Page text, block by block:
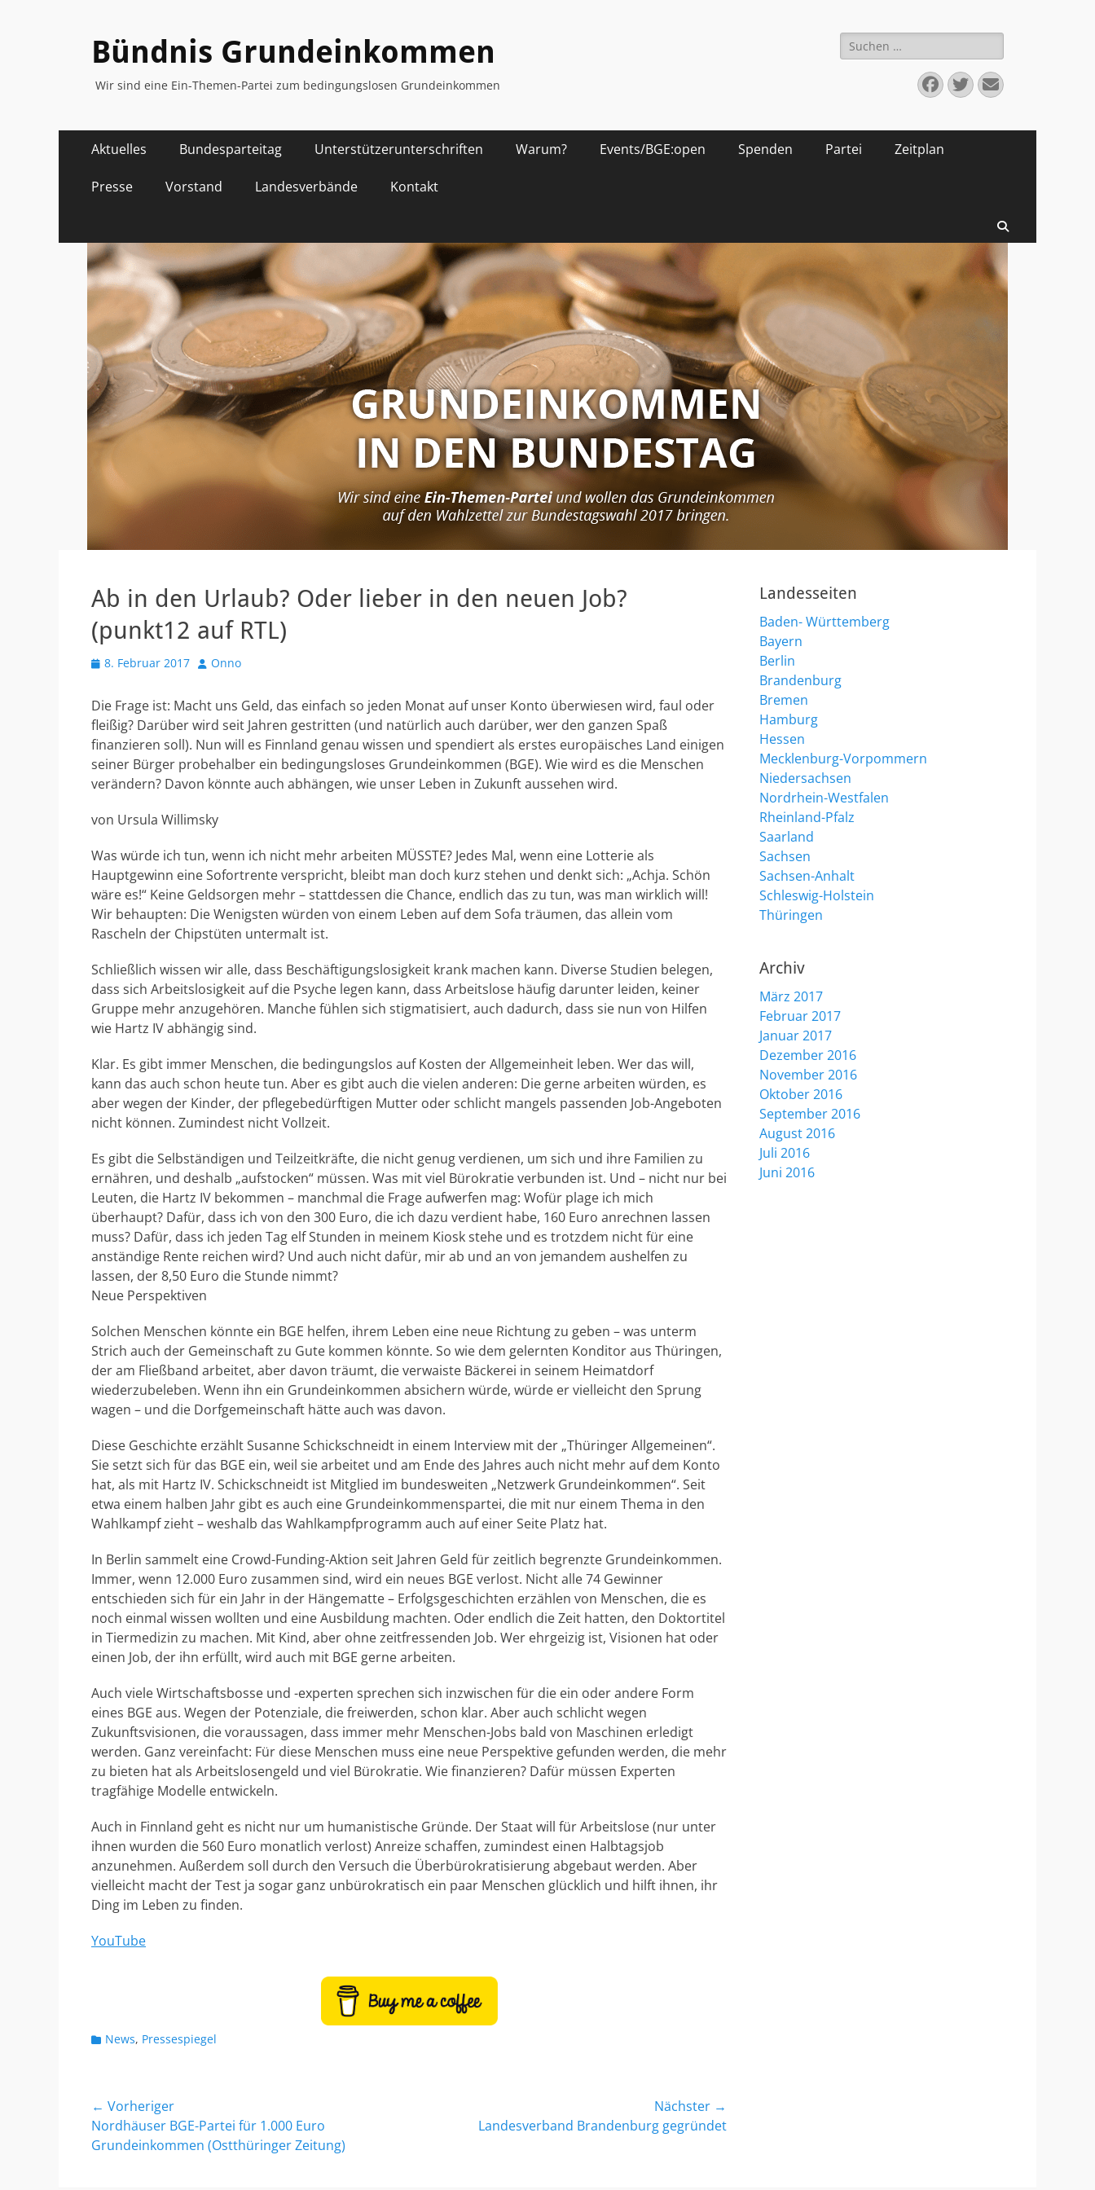
Bündnis Grundeinkommen
Wir sind eine Ein-Themen-Partei zum bedingungslosen Grundeinkommen
Suchen
nach:
Facebook
Twitter
E-
Mail
Primäres
Zum
Inhalt
springen
Aktuelles Bundesparteitag Unterstützerunterschriften Warum? Events/BGE:open Spenden Partei Zeitplan
Presse Vorstand Landesverbände Kontakt
Ab in den Urlaub? Oder lieber in den neuen Job?
(punkt12 auf RTL)
V
r
ö
f
f
e
n
l
c
h
t
a
m
8. Februar 2017 A
t
o
r
Onno
Die Frage ist: Macht uns Geld, das einfach so jeden Monat auf unser Konto überwiesen wird, faul oder
fleißig? Darüber wird seit Jahren gestritten (und natürlich auch darüber, wer den ganzen Spaß
finanzieren soll). Nun will es Finnland genau wissen und spendiert als erstes europäisches Land einigen
seiner Bürger probehalber ein bedingungsloses Grundeinkommen (BGE). Wie wird es die Menschen
verändern? Davon könnte auch abhängen, wie unser Leben in Zukunft aussehen wird.
von Ursula Willimsky
Was würde ich tun, wenn ich nicht mehr arbeiten MÜSSTE? Jedes Mal, wenn eine Lotterie als
Hauptgewinn eine Sofortrente verspricht, bleibt man doch kurz stehen und denkt sich: „Achja. Schön
wäre es!“ Keine Geldsorgen mehr – stattdessen die Chance, endlich das zu tun, was man wirklich will!
Wir behaupten: Die Wenigsten würden von einem Leben auf dem Sofa träumen, das allein vom
Rascheln der Chipstüten untermalt ist.
Schließlich wissen wir alle, dass Beschäftigungslosigkeit krank machen kann. Diverse Studien belegen,
dass sich Arbeitslosigkeit auf die Psyche legen kann, dass Arbeitslose häufig darunter leiden, keiner
Gruppe mehr anzugehören. Manche fühlen sich stigmatisiert, auch dadurch, dass sie nun von Hilfen
wie Hartz IV abhängig sind.
Klar. Es gibt immer Menschen, die bedingungslos auf Kosten der Allgemeinheit leben. Wer das will,
kann das auch schon heute tun. Aber es gibt auch die vielen anderen: Die gerne arbeiten würden, es
aber wegen der Kinder, der pflegebedürftigen Mutter oder schlicht mangels passenden Job-Angeboten
nicht können. Zumindest nicht Vollzeit.
Es gibt die Selbständigen und Teilzeitkräfte, die nicht genug verdienen, um sich und ihre Familien zu
ernähren, und deshalb „aufstocken“ müssen. Was mit viel Bürokratie verbunden ist. Und – nicht nur bei
Leuten, die Hartz IV bekommen – manchmal die Frage aufwerfen mag: Wofür plage ich mich
überhaupt? Dafür, dass ich von den 300 Euro, die ich dazu verdient habe, 160 Euro anrechnen lassen
muss? Dafür, dass ich jeden Tag elf Stunden in meinem Kiosk stehe und es trotzdem nicht für eine
anständige Rente reichen wird? Und auch nicht dafür, mir ab und an von jemandem aushelfen zu
lassen, der 8,50 Euro die Stunde nimmt?
Neue Perspektiven
Solchen Menschen könnte ein BGE helfen, ihrem Leben eine neue Richtung zu geben – was unterm
Strich auch der Gemeinschaft zu Gute kommen könnte. So wie dem gelernten Konditor aus Thüringen,
der am Fließband arbeitet, aber davon träumt, die verwaiste Bäckerei in seinem Heimatdorf
wiederzubeleben. Wenn ihn ein Grundeinkommen absichern würde, würde er vielleicht den Sprung
wagen – und die Dorfgemeinschaft hätte auch was davon.
Diese Geschichte erzählt Susanne Schickschneidt in einem Interview mit der „Thüringer Allgemeinen“.
Sie setzt sich für das BGE ein, weil sie arbeitet und am Ende des Jahres auch nicht mehr auf dem Konto
hat, als mit Hartz IV. Schickschneidt ist Mitglied im bundesweiten „Netzwerk Grundeinkommen“. Seit
etwa einem halben Jahr gibt es auch eine Grundeinkommenspartei, die mit nur einem Thema in den
Wahlkampf zieht – weshalb das Wahlkampfprogramm auch auf einer Seite Platz hat.
In Berlin sammelt eine Crowd-Funding-Aktion seit Jahren Geld für zeitlich begrenzte Grundeinkommen.
Immer, wenn 12.000 Euro zusammen sind, wird ein neues BGE verlost. Nicht alle 74 Gewinner
entschieden sich für ein Jahr in der Hängematte – Erfolgsgeschichten erzählen von Menschen, die es
noch einmal wissen wollten und eine Ausbildung machten. Oder endlich die Zeit hatten, den Doktortitel
in Tiermedizin zu machen. Mit Kind, aber ohne zeitfressenden Job. Wer ehrgeizig ist, Visionen hat oder
einen Job, der ihn erfüllt, wird auch mit BGE gerne arbeiten.
Auch viele Wirtschaftsbosse und -experten sprechen sich inzwischen für die ein oder andere Form
eines BGE aus. Wegen der Potenziale, die freiwerden, schon klar. Aber auch schlicht wegen
Zukunftsvisionen, die voraussagen, dass immer mehr Menschen-Jobs bald von Maschinen erledigt
werden. Ganz vereinfacht: Für diese Menschen muss eine neue Perspektive gefunden werden, die mehr
zu bieten hat als Arbeitslosengeld und viel Bürokratie. Wie finanzieren? Dafür müssen Experten
tragfähige Modelle entwickeln.
Auch in Finnland geht es nicht nur um humanistische Gründe. Der Staat will für Arbeitslose (nur unter
ihnen wurden die 560 Euro monatlich verlost) Anreize schaffen, zumindest einen Halbtagsjob
anzunehmen. Außerdem soll durch den Versuch die Überbürokratisierung abgebaut werden. Aber
vielleicht macht der Test ja sogar ganz unbürokratisch ein paar Menschen glücklich und hilft ihnen, ihr
Ding im Leben zu finden.
YouTube
K
g
o
r
News, Pressespiegel
Beitragsnavigation
← Vorheriger
Vorheriger
Beitrag:
Nordhäuser BGE-Partei für 1.000 Euro
Grundeinkommen (Ostthüringer Zeitung)
Nächster →
Landesverband Brandenburg gegründet
Landesseiten
Baden- Württemberg
Bayern
Berlin
Brandenburg
Bremen
Hamburg
Hessen
Mecklenburg-Vorpommern
Niedersachsen
Nordrhein-Westfalen
Rheinland-Pfalz
Saarland
Sachsen
Sachsen-Anhalt
Schleswig-Holstein
Thüringen
Archiv
März 2017
Februar 2017
Januar 2017
Dezember 2016
November 2016
Oktober 2016
September 2016
August 2016
Juli 2016
Juni 2016